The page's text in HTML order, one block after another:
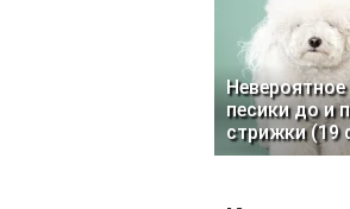
песики до и
стрижки (19